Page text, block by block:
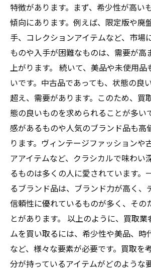
特徴があります。まず、希少性が高い
傾向にあります。例えば、限定版や廃
手、コレクションアイテムなど、市場
ものや入手が困難なものは、需要が高
上がります。 続いて、美品や未使用品
いです。中古品であっても、状態の良
超え、需要があります。このため、買
態の良いものを求められることが多い
感があるものや人気のブランド品も高
ります。ヴィンテージファッションや
アアイテムなど、クラシカルで味わい
るものは多くの人に愛されています。
るブランド品は、ブランド力が高く、
信頼性に優れているものが多く、その
とがあります。 以上のように、買取
ムを買い取るには、希少性や美品、時
など、様々な要素が必要です。買取を
分が持っているアイテムがどのような